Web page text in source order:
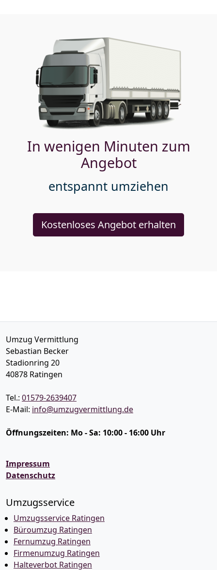
In wenigen Minuten zum
Angebot
entspannt umziehen
Kostenloses Angebot erhalten
Umzug Vermittlung
Sebastian Becker
Stadionring 20
40878 Ratingen
Tel.: 01579-2639407
E-Mail: info@umzugvermittlung.de
Öffnungszeiten: Mo - Sa: 10:00 - 16:00 Uhr
Impressum
Datenschutz
Umzugsservice
Umzugsservice Ratingen
Büroumzug Ratingen
Fernumzug Ratingen
Firmenumzug Ratingen
Halteverbot Ratingen